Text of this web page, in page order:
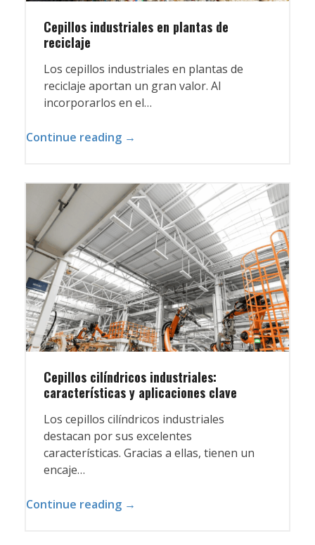
Cepillos industriales en plantas de
reciclaje
Los cepillos industriales en plantas de
reciclaje aportan un gran valor. Al
incorporarlos en el…
Continue reading →
Cepillos cilíndricos industriales:
características y aplicaciones clave
Los cepillos cilíndricos industriales
destacan por sus excelentes
características. Gracias a ellas, tienen un
encaje…
Continue reading →